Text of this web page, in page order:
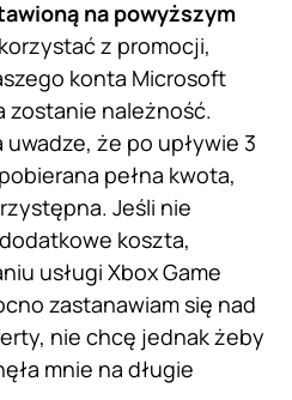
na powyższym
z promocji,
konta Microsoft
zostanie należność.
że po upływie 3
pełna kwota,
Jeśli nie
koszta,
usługi Xbox Game
zastanawiam się nad
nie chcę jednak żeby
mnie na długie